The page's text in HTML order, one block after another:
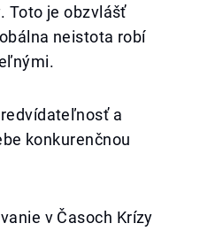
Toto je obzvlášť
neistota robí
a
konkurenčnou
v Časoch Krízy